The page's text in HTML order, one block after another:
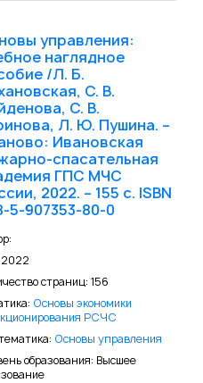
управления:
наглядное
/Л. Б.
С. В.
С. В.
Л. Ю. Пушина. –
Ивановская
спасательная
ГПС МЧС
2022. – 155 с. ISBN
5-907353-80-0
2022
страниц: 156
Основы экономики
РСЧС
Основы управления
образования: Высшее